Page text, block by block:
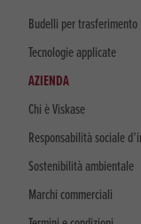
Budelli per trasferimento
Tecnologie applicate
AZIENDA
Chi è Viskase
Responsabilità sociale
Sostenibilità ambientale
Marchi commerciali